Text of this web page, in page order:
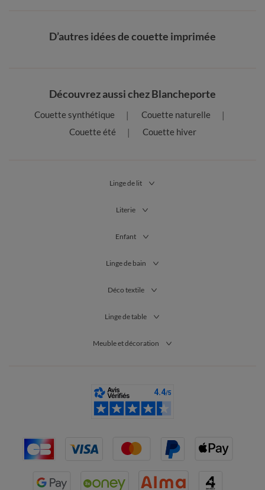
D’autres idées de couette imprimée
Découvrez aussi chez Blancheporte
Couette synthétique
Couette naturelle
Couette été
Couette hiver
Linge de lit
Literie
Enfant
Linge de bain
Déco textile
Linge de table
Meuble et décoration